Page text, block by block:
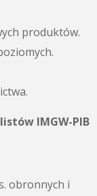
produktów.
IMGW-PIB
obronnych i